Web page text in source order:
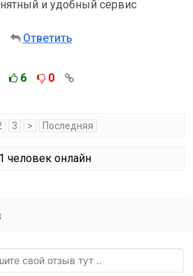
и удобный сервис
Ответить
6 0
3 > Последняя
1 человек онлайн